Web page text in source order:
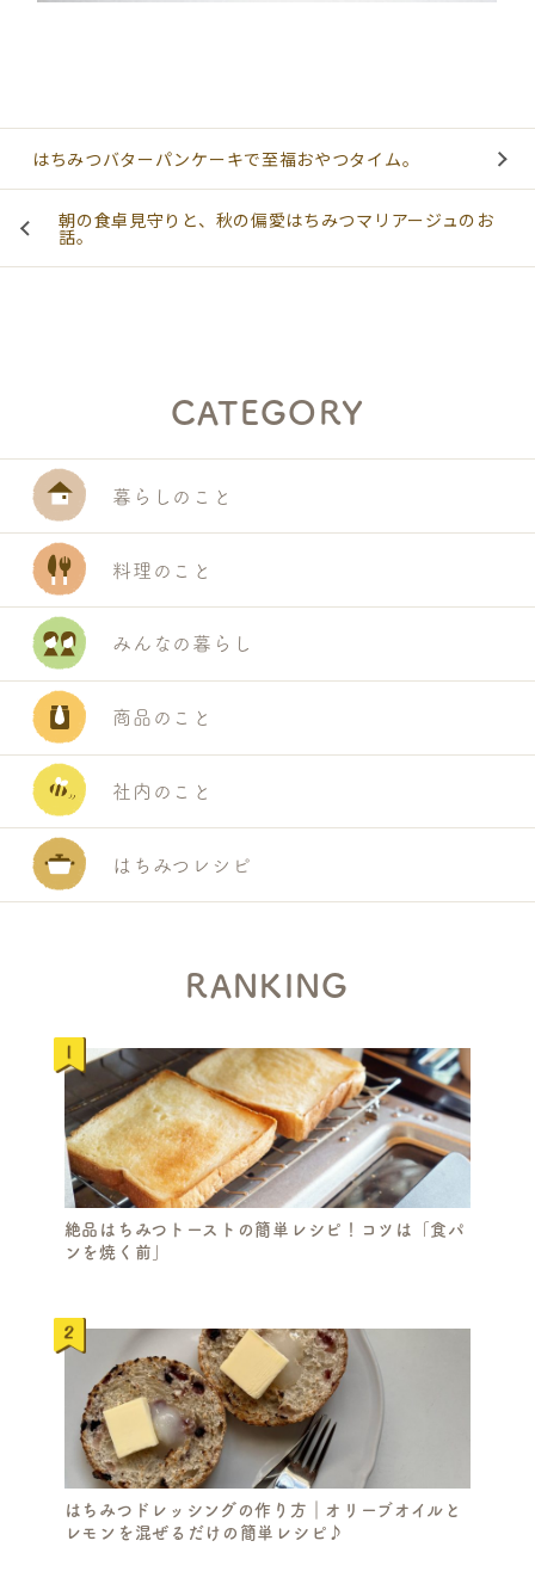
はちみつバターパンケーキで至福おやつタイム。
朝の食卓見守りと、秋の偏愛はちみつマリアージュのお
話。
CATEGORY
暮らしのこと
料理のこと
みんなの暮らし
商品のこと
社内のこと
はちみつレシピ
RANKING
絶品はちみつトーストの簡単レシピ！コツは「食パ
ンを焼く前」
はちみつドレッシングの作り方｜オリーブオイルと
レモンを混ぜるだけの簡単レシピ♪
H